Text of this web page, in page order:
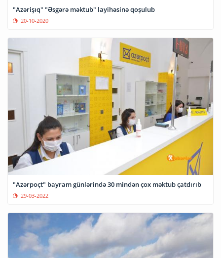
"Azərişıq" "Əsgərə məktub" layihəsinə qoşulub
20-10-2020
"Azərpoçt" bayram günlərində 30 mindən çox məktub çatdırıb
29-03-2022